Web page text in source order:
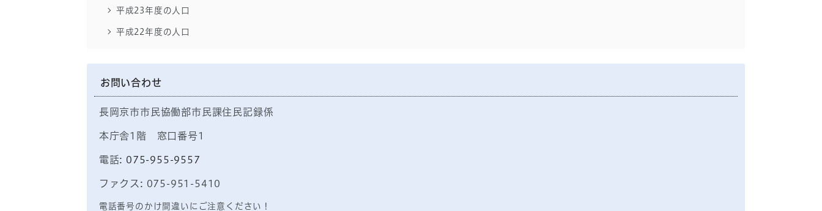
平成23年度の人口
平成22年度の人口
お問い合わせ
長岡京市市民協働部市民課住民記録係
本庁舎1階 窓口番号1
電話: 075-955-9557
ファクス: 075-951-5410
電話番号のかけ間違いにご注意ください！